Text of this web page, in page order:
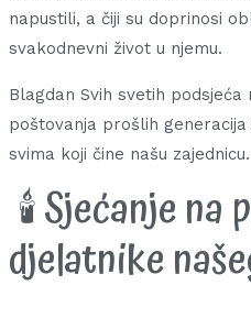
napustili, a čiji su doprinosi
svakodnevni život u njemu.
Blagdan Svih svetih
poštovanja prošlih
svima koji čine našu zajednicu.
🕯️ Sjećanje na
djelatnike